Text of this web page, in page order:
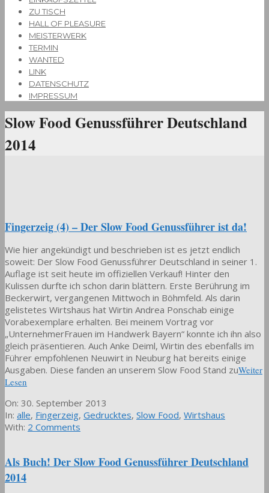
ZU TISCH
HALL OF PLEASURE
MEISTERWERK
TERMIN
WANTED
LINK
DATENSCHUTZ
IMPRESSUM
Slow Food Genussführer Deutschland
2014
Fingerzeig (4) – Der Slow Food Genussführer ist da!
Wie hier angekündigt und beschrieben ist es jetzt endlich
soweit: Der Slow Food Genussführer Deutschland in seiner 1.
Auflage ist seit heute im offiziellen Verkauf! Hinter den
Kulissen durfte ich schon darin blättern. Erste Berührung im
Beckerwirt, vergangenen Mittwoch in Böhmfeld. Als darin
gelistetes Wirtshaus hat Wirtin Andrea Ponschab einige
Vorabexemplare erhalten. Bei meinem Vortrag vor
„UnternehmerFrauen im Handwerk Bayern“ konnte ich ihn also
gleich präsentieren. Auch Anke Deiml, Wirtin des ebenfalls im
Führer empfohlenen Neuwirt in Neuburg hat bereits einige
Ausgaben. Diese fanden an unserem Slow Food Stand zuWeiter
Lesen
2013-
09-
30
On: 30. September 2013
In: alle, Fingerzeig, Gedrucktes, Slow Food, Wirtshaus
With: 2 Comments
Als Buch! Der Slow Food Genussführer Deutschland
2014